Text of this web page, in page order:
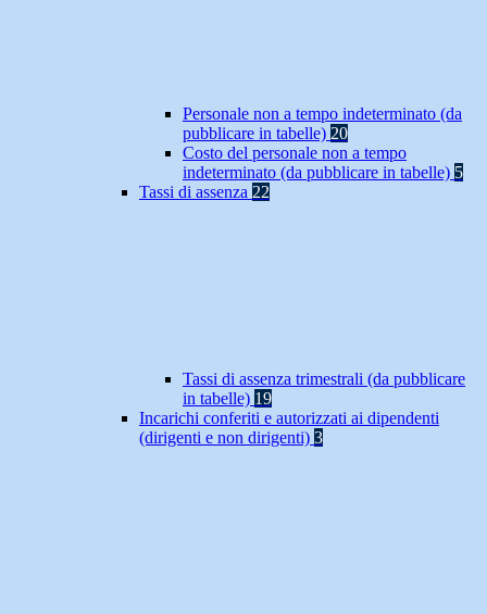
Personale non a tempo indeterminato (da
pubblicare in tabelle) 20
Costo del personale non a tempo
indeterminato (da pubblicare in tabelle) 5
Tassi di assenza 22
Tassi di assenza trimestrali (da pubblicare
in tabelle) 19
Incarichi conferiti e autorizzati ai dipendenti
(dirigenti e non dirigenti) 3